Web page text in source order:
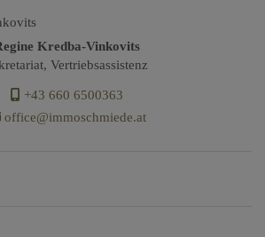
Kredba-Vinkovits
Vertriebsassistenz
+43 660 6500363
office@immoschmiede.at